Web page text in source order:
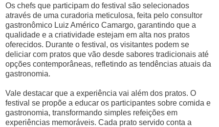
Os chefs que participam do festival são selecionados
através de uma curadoria meticulosa, feita pelo consultor
gastronômico Luiz Américo Camargo, garantindo que a
qualidade e a criatividade estejam em alta nos pratos
oferecidos. Durante o festival, os visitantes podem se
deliciar com pratos que vão desde sabores tradicionais até
opções contemporâneas, refletindo as tendências atuais da
gastronomia.
Vale destacar que a experiência vai além dos pratos. O
festival se propõe a educar os participantes sobre comida e
gastronomia, transformando simples refeições em
experiências memoráveis. Cada prato servido conta a